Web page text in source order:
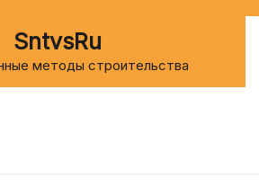
SntvsRu
методы строительства